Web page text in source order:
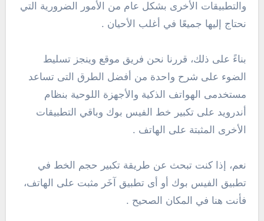
والتطبيقات الأخرى بشكل عام من الأمور الضرورية التي
نحتاج إليها جميعًا في أغلب الأحيان .
بناءً على ذلك، قررنا نحن فريق موقع وينجز تسليط
الضوء على شرح واحدة من أفضل الطرق التى تساعد
مستخدمى الهواتف الذكية والأجهزة اللوحية بنظام
أندرويد على تكبير خط الفيس بوك وباقي التطبيقات
الأخرى المثبتة على الهاتف .
نعم، إذا كنت تبحث عن طريقة تكبير حجم الخط في
تطبيق الفيس بوك أو أى تطبيق آخَر مثبت على الهاتف،
فأنت هنا في المكان الصحيح .